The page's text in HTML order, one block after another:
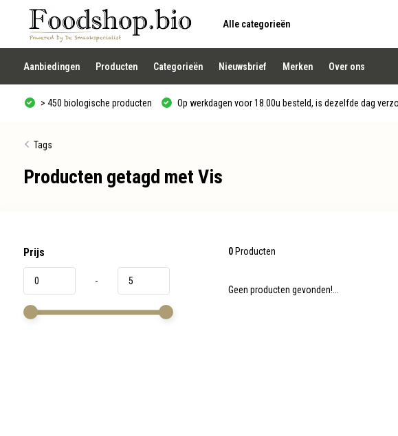
Alle categorieën
Gebruik
de
pijltjes
op
en
neer
een
te
selecteren.
op
Enter
te
gaan.
Als
met
aanraaktoetsen
werkt,
Aanbiedingen Producten Categorieën Nieuwsbrief Merken Over ons
> 450 biologische producten Op werkdagen voor 18.00u besteld, is dezelfde dag
Tags
Producten getagd met Vis
Prijs
-
0Producten
Geen producten gevonden!...